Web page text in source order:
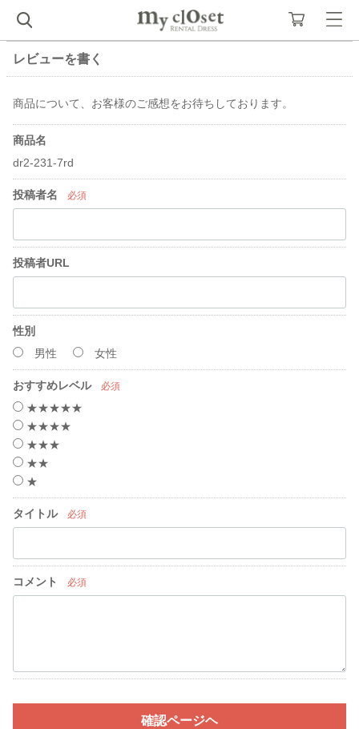
レビューを書く
商品について、お客様のご感想をお待ちしております。
商品名
dr2-231-7rd
投稿者名 必須
投稿者URL
性別
男性
女性
おすすめレベル 必須
★★★★★
★★★★
★★★
★★
★
タイトル 必須
コメント 必須
確認ページヘ